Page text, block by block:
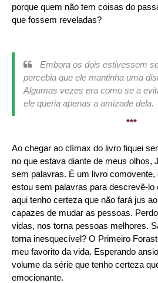
porque quem não tem coisas do
que fossem reveladas?
Embora os dois estivessem
percebia que ele mantinha uma
Algumas vezes era como se a
ele queria apenas a amizade dela.
***
Ao chegar ao clímax do livro fiquei
no que estava diante de meus olhos,
sem palavras. É um livro comovente,
estou sem palavras para descrevê-lo
aqui tenho certeza que não fará jus
capazes de mudar as pessoas.
vidas, nos torna pessoas melhores.
torna inesquecível? O Primeiro
meu favorito da vida. Esperando
volume da série que tenho certeza
emocionante.